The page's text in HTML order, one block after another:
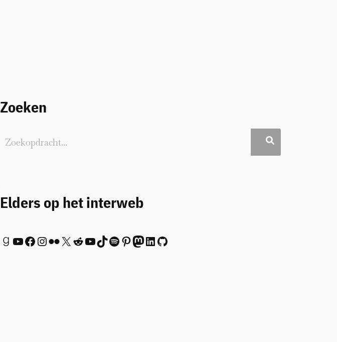
Zoeken
Elders op het interweb
Goodreads YouTube Facebook InstagramFlickr X Reddit YouTube TikTok Spotify Pinterest Mastodon LinkedIn GitHub